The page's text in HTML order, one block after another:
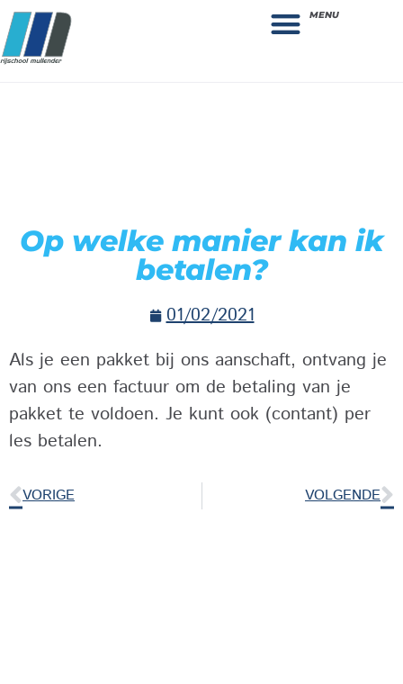
MENU
Op welke manier kan ik
betalen?
01/02/2021
Als je een pakket bij ons aanschaft, ontvang je
van ons een factuur om de betaling van je
pakket te voldoen. Je kunt ook (contant) per
les betalen.
VORIGE VOLGENDE